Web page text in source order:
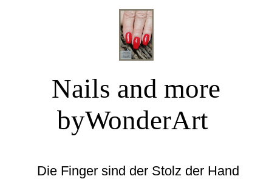
Nails and more
byWonderArt
Die Finger sind der Stolz der Hand